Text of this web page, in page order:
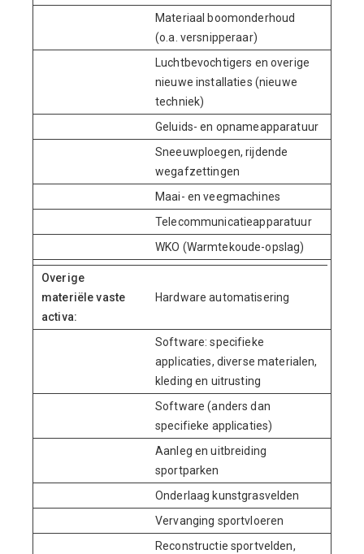
Materiaal boomonderhoud
(o.a. versnipperaar)
Luchtbevochtigers en overige
nieuwe installaties (nieuwe
techniek)
Geluids- en opnameapparatuur
Sneeuwploegen, rijdende
wegafzettingen
Maai- en veegmachines
Telecommunicatieapparatuur
WKO (Warmtekoude-opslag)
Overige
materiële vaste
activa:
Hardware automatisering
Software: specifieke
applicaties, diverse materialen,
kleding en uitrusting
Software (anders dan
specifieke applicaties)
Aanleg en uitbreiding
sportparken
Onderlaag kunstgrasvelden
Vervanging sportvloeren
Reconstructie sportvelden,